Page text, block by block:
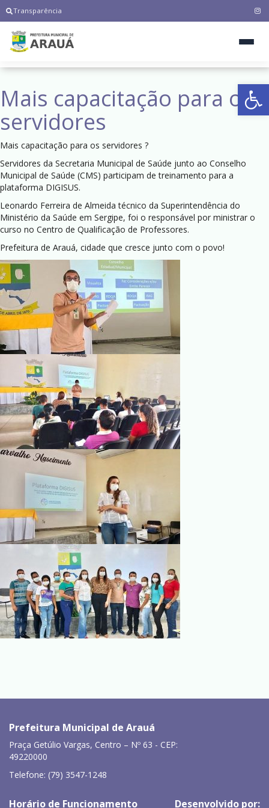
Transparência
Mais capacitação para os
servidores
Mais capacitação para os servidores ?
Servidores da Secretaria Municipal de Saúde junto ao Conselho
Municipal de Saúde (CMS) participam de treinamento para a
plataforma DIGISUS.
Leonardo Ferreira de Almeida técnico da Superintendência do
Ministério da Saúde em Sergipe, foi o responsável por ministrar o
curso no Centro de Qualificação de Professores.
Prefeitura de Arauá, cidade que cresce junto com o povo!
Prefeitura Municipal de Arauá
Praça Getúlio Vargas, Centro – Nº 63 - CEP:
49220000
Telefone: (79) 3547-1248
Horário de Funcionamento Desenvolvido por: